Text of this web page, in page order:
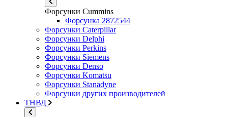
Форсунки Cummins
Форсунка 2872544
Форсунки Caterpillar
Форсунки Delphi
Форсунки Perkins
Форсунки Siemens
Форсунки Denso
Форсунки Komatsu
Форсунки Stanadyne
Форсунки других производителей
ТНВД